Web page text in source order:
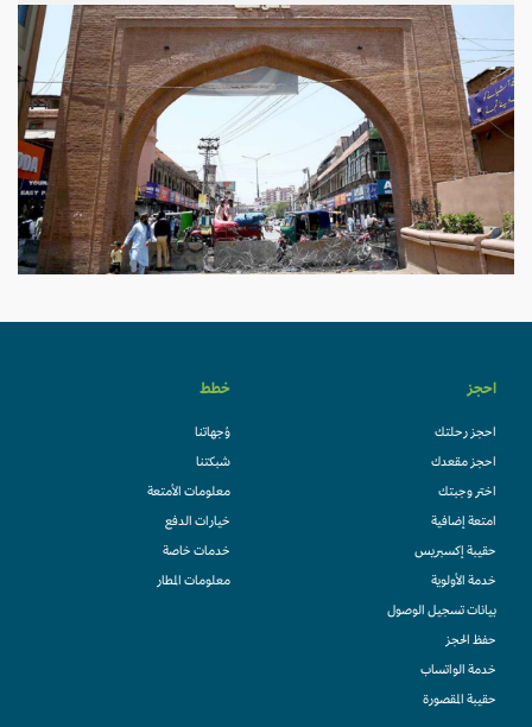
احجز
احجز رحلتك
احجز مقعدك
اختر وجبتك
امتعة إضافية
حقيبة إكسبريس
خدمة الأولوية
بيانات تسجيل الوصول
حفظ الحجز
خدمة الواتساب
حقيبة المقصورة
خطط
وُجهاتنا
شبكتنا
معلومات الأمتعة
خيارات الدفع
خدمات خاصة
معلومات المطار